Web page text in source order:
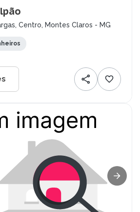
Centro, Montes Claros - MG